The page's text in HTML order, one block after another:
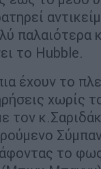
παλαιότερα
το Hubble.
έχουν το
χωρίς
το